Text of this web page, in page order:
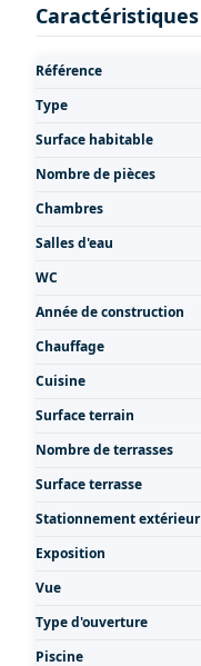
Caractéristiques
Référence
Type
Surface habitable
Nombre de pièces
Chambres
Salles d'eau
WC
Année de construction
Chauffage
Cuisine
Surface terrain
Nombre de terrasses
Surface terrasse
Stationnement extérieur
Exposition
Vue
Type d'ouverture
Piscine